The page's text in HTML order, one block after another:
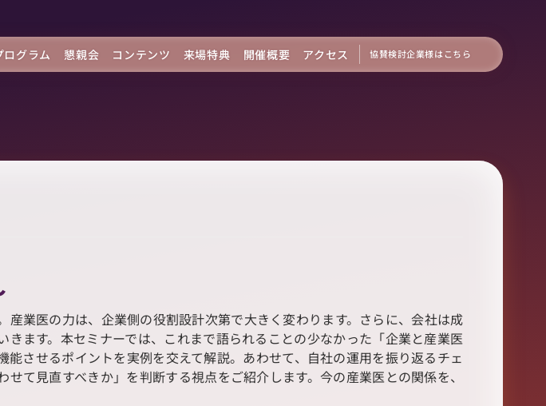
ログラム 懇親会 コンテンツ 来場特典 開催概要 アクセス 協賛検討企業様はこちら
業医の力は、企業側の役割設計次第で大きく変わります。さらに、会社は成
ます。本セミナーでは、これまで語られることの少なかった「企業と産業医
させるポイントを実例を交えて解説。あわせて、自社の運用を振り返るチェ
て見直すべきか」を判断する視点をご紹介します。今の産業医との関係を、